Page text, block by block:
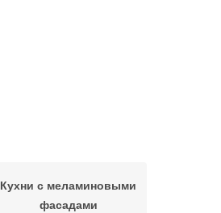
Кухни с меламиновыми
фасадами